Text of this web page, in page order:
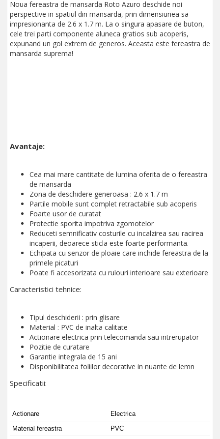
Noua fereastra de mansarda Roto Azuro deschide noi
perspective in spatiul din mansarda, prin dimensiunea sa
impresionanta de 2.6 x 1.7 m. La o singura apasare de buton,
cele trei parti componente aluneca gratios sub acoperis,
expunand un gol extrem de generos. Aceasta este fereastra de
mansarda suprema!
Avantaje:
Cea mai mare cantitate de lumina oferita de o fereastra
de mansarda
Zona de deschidere generoasa : 2.6 x 1.7 m
Partile mobile sunt complet retractabile sub acoperis
Foarte usor de curatat
Protectie sporita impotriva zgomotelor
Reduceti semnificativ costurile cu incalzirea sau racirea
incaperii, deoarece sticla este foarte performanta.
Echipata cu senzor de ploaie care inchide fereastra de la
primele picaturi
Poate fi accesorizata cu rulouri interioare sau exterioare
Caracteristici tehnice:
Tipul deschiderii : prin glisare
Material : PVC de inalta calitate
Actionare electrica prin telecomanda sau intrerupator
Pozitie de curatare
Garantie integrala de 15 ani
Disponibilitatea foliilor decorative in nuante de lemn
Specificatii:
Actionare
Electrica
Material fereastra
PVC